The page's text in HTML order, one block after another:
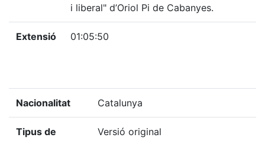
i liberal" d’Oriol Pi de Cabanyes.
Extensió 01:05:50
Nacionalitat Catalunya
Tipus de
Versió original